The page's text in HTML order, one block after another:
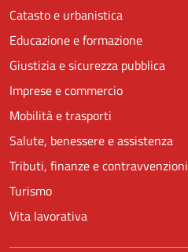
Catasto e urbanistica
Educazione e formazione
Giustizia e sicurezza pubblica
Imprese e commercio
Mobilità e trasporti
Salute, benessere e assistenza
Tributi, finanze e contravvenzioni
Turismo
Vita lavorativa